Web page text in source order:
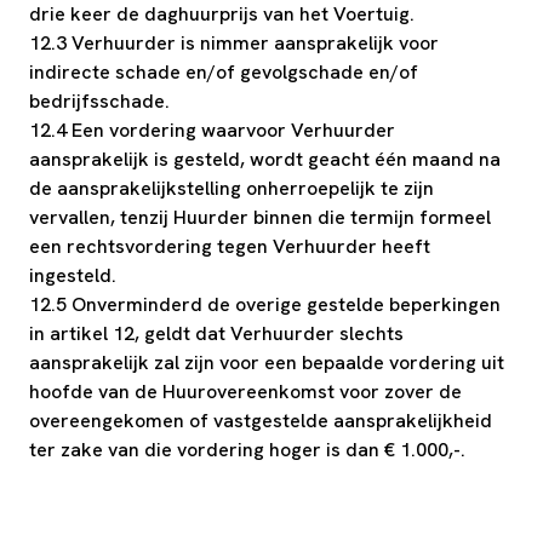
drie keer de daghuurprijs van het Voertuig.
12.3 Verhuurder is nimmer aansprakelijk voor
indirecte schade en/of gevolgschade en/of
bedrijfsschade.
12.4 Een vordering waarvoor Verhuurder
aansprakelijk is gesteld, wordt geacht één maand na
de aansprakelijkstelling onherroepelijk te zijn
vervallen, tenzij Huurder binnen die termijn formeel
een rechtsvordering tegen Verhuurder heeft
ingesteld.
12.5 Onverminderd de overige gestelde beperkingen
in artikel 12, geldt dat Verhuurder slechts
aansprakelijk zal zijn voor een bepaalde vordering uit
hoofde van de Huurovereenkomst voor zover de
overeengekomen of vastgestelde aansprakelijkheid
ter zake van die vordering hoger is dan € 1.000,-.